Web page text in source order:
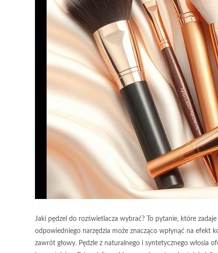
Jaki pędzel do rozświetlacza wybrać? To pytanie, które
odpowiedniego narzędzia może znacząco wpłynąć na
zawrót głowy. Pędzle z naturalnego i syntetycznego włosia